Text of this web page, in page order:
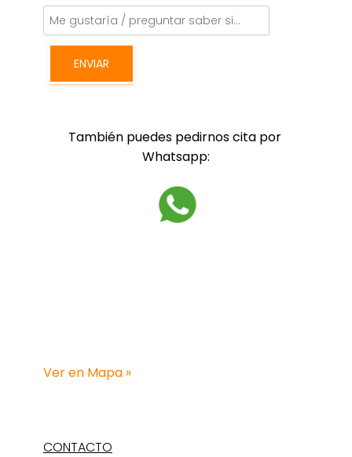
ENVIAR
También puedes pedirnos cita por
Whatsapp:
Ver en Mapa »
CONTACTO